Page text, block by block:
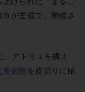
が主催で、開催さ
アトリエを構え
美術館 を皮切りに始